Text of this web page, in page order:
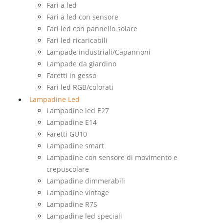
Fari a led
Fari a led con sensore
Fari led con pannello solare
Fari led ricaricabili
Lampade industriali/Capannoni
Lampade da giardino
Faretti in gesso
Fari led RGB/colorati
Lampadine Led
Lampadine led E27
Lampadine E14
Faretti GU10
Lampadine smart
Lampadine con sensore di movimento e
crepuscolare
Lampadine dimmerabili
Lampadine vintage
Lampadine R7S
Lampadine led speciali